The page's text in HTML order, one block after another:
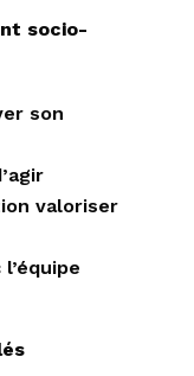
socio-
son
valoriser